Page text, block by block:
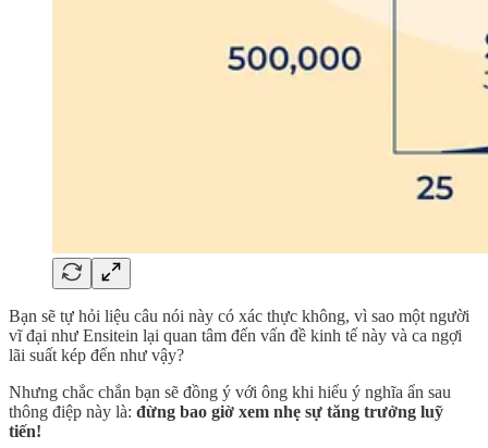
Bạn sẽ tự hỏi liệu câu nói này có xác thực không, vì sao một người
vĩ đại như Ensitein lại quan tâm đến vấn đề kinh tế này và ca ngợi
lãi suất kép đến như vậy?
Nhưng chắc chắn bạn sẽ đồng ý với ông khi hiểu ý nghĩa ẩn sau
thông điệp này là: đừng bao giờ xem nhẹ sự tăng trưởng luỹ
tiến!